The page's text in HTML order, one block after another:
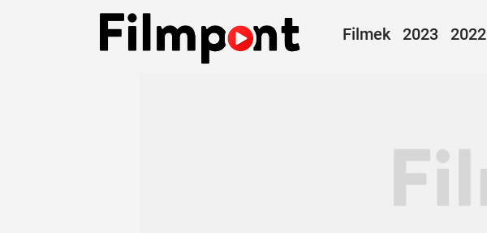
Filmek 2023 2022